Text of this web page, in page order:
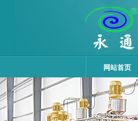
网站首页